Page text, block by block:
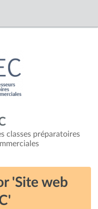
classes préparatoires
'Site web